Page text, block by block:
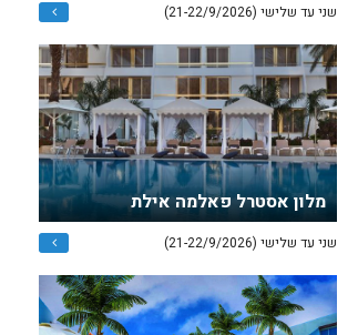
שני עד שלישי (21-22/9/2026)
מלון אסטרל פאלמה אילת
שני עד שלישי (21-22/9/2026)